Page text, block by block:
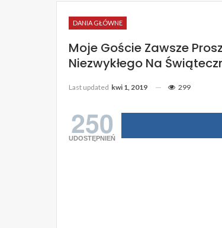
DANIA GŁÓWNE
Moje Goście Zawsze
Niezwykłego Na
Last updated kwi 1, 2019 299
250
UDOSTĘPNIEŃ